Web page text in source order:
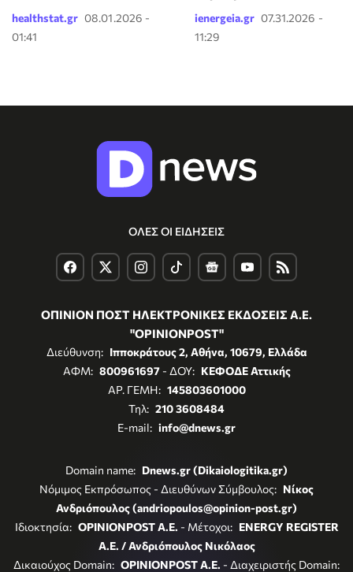
healthstat.gr 08.01.2026 -
01:41
ienergeia.gr 07.31.2026 -
11:29
ΟΛΕΣ ΟΙ ΕΙΔΗΣΕΙΣ
ΟΠΙΝΙΟΝ ΠΟΣΤ ΗΛΕΚΤΡΟΝΙΚΕΣ ΕΚΔΟΣΕΙΣ Α.Ε.
"OPINIONPOST"
Διεύθυνση: Ιπποκράτους 2, Αθήνα, 10679, Ελλάδα
ΑΦΜ: 800961697- ΔΟΥ: ΚΕΦΟΔΕ Αττικής
ΑΡ. ΓΕΜΗ: 145803601000
Τηλ: 210 3608484
E-mail: info@dnews.gr
Domain name: Dnews.gr (Dikaiologitika.gr)
Νόμιμος Εκπρόσωπος - Διευθύνων Σύμβουλος: Νίκος
Ανδριόπουλος (andriopoulos@opinion-post.gr)
Ιδιοκτησία: OPINIONPOST A.E. - Μέτοχοι: ENERGY REGISTER
Α.Ε. / Ανδριόπουλος Νικόλαος
Δικαιούχος Domain: OPINIONPOST A.E. - Διαχειριστής Domain: